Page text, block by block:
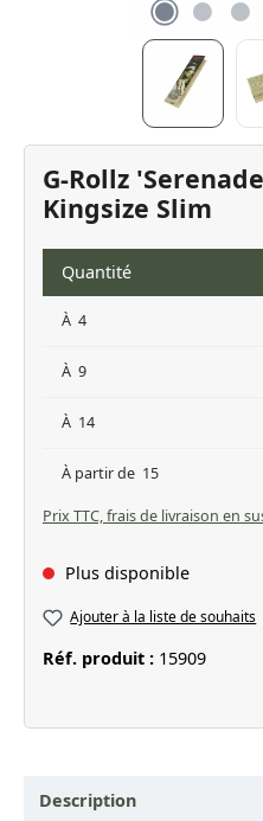
G-Rollz
Kingsize Slim
Quantité
À 4
À 9
À 14
À partir de 15
Prix TTC, frais de livraison en
Plus disponible
Ajouter à la liste de souhaits
Réf. produit : 15909
Description